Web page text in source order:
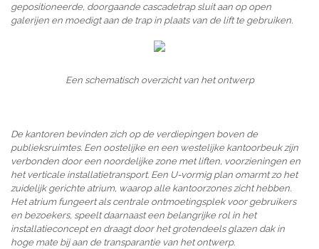
gepositioneerde, doorgaande cascadetrap sluit aan op open
galerijen en moedigt aan de trap in plaats van de lift te gebruiken.
Een schematisch overzicht van het ontwerp
De kantoren bevinden zich op de verdiepingen boven de
publieksruimtes. Een oostelijke en een westelijke kantoorbeuk zijn
verbonden door een noordelijke zone met liften, voorzieningen en
het verticale installatietransport. Een U-vormig plan omarmt zo het
zuidelijk gerichte atrium, waarop alle kantoorzones zicht hebben.
Het atrium fungeert als centrale ontmoetingsplek voor gebruikers
en bezoekers, speelt daarnaast een belangrijke rol in het
installatieconcept en draagt door het grotendeels glazen dak in
hoge mate bij aan de transparantie van het ontwerp.